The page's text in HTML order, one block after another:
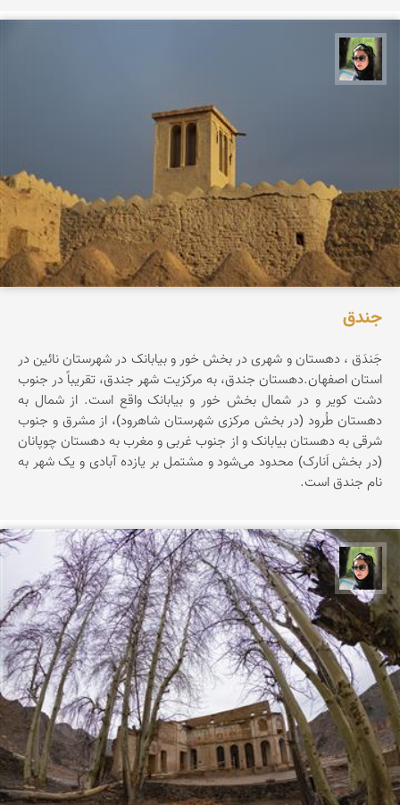
جندق‌
جَندَق‌ ، دهستان‌ و شهری‌ در بخش‌ خور و بیابانک‌ در شهرستان‌ نائین‌ در
استان‌ اصفهان‌.دهستان‌ جندق‌، به‌ مرکزیت‌ شهر جندق‌، تقریباً در جنوب‌
دشت‌ کویر و در شمال‌ بخش‌ خور و بیابانک‌ واقع‌ است‌. از شمال‌ به‌
دهستان‌ طُرود (در بخش‌ مرکزی‌ شهرستان‌ شاهرود)، از مشرق‌ و جنوب‌
شرقی‌ به‌ دهستان‌ بیابانک‌ و از جنوب‌ غربی‌ و مغرب‌ به‌ دهستان‌ چوپانان‌
(در بخش‌ اَنارک‌) محدود می‌شود و مشتمل‌ بر یازده‌ آبادی‌ و یک‌ شهر به‌
نام‌ جندق‌ است‌.
سپیده اصلان